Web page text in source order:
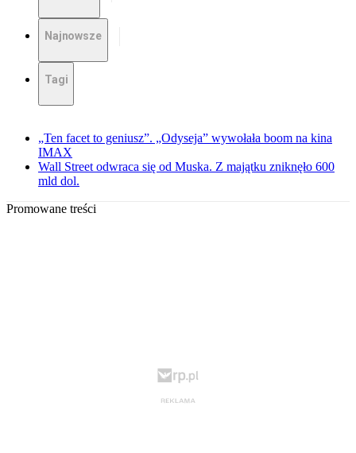
Najnowsze
Tagi
„Ten facet to geniusz”. „Odyseja” wywołała boom na kina
IMAX
Wall Street odwraca się od Muska. Z majątku zniknęło 600
mld dol.
Promowane treści